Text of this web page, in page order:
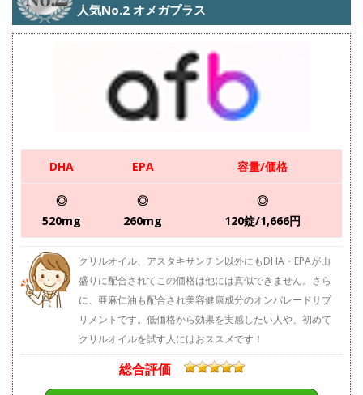
人気No.2 オメガプラス
DHA EPA 容量/価格
◎
520mg
◎
260mg
◎
120錠/1,666円
クリルオイル、アスタキサンチン以外にもDHA・EPAが山
盛りに配合されてこの価格は他には真似できません。さら
に、亜麻仁油も配合され美容健康成分のオンパレードサプ
リメントです。低価格から効果を実感したい人や、初めて
クリルオイルを試す人にはおススメです！
総合評価